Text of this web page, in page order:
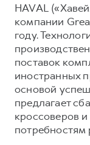
HAVAL
компании
году.
поставок
иностранных
основой
предлагает
кроссоверов
потребностям